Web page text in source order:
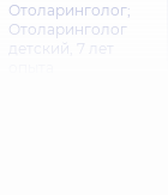
Отоларинголог;
Отоларинголог
детский, 7 лет